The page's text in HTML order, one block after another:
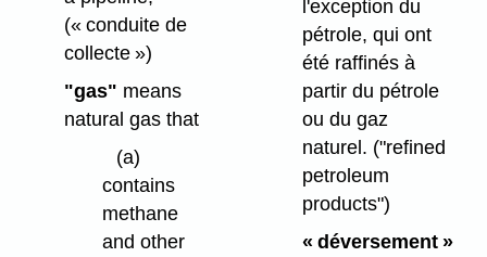
(« conduite de
collecte »)
"gas" means
natural gas that
(a)
contains
methane
and other
l'exception du
pétrole, qui ont
été raffinés à
partir du pétrole
ou du gaz
naturel. ("refined
petroleum
products")
« déversement »